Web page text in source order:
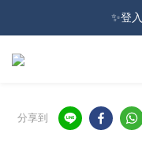
加入會員就送✨登
✅訂
分享到